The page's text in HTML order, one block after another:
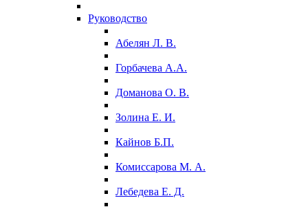
Руководство
Абелян Л. В.
Горбачева А.А.
Доманова О. В.
Золина Е. И.
Кайнов Б.П.
Комиссарова М. А.
Лебедева Е. Д.